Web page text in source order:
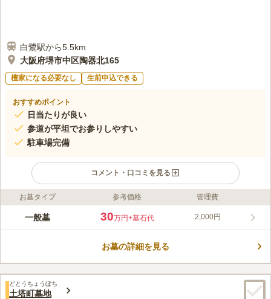
白鷺駅から5.5km
大阪府堺市中区陶器北165
檀家になる必要なし 生前申込できる
おすすめポイント
日当たりが良い
参道が平坦でお参りしやすい
駐車場完備
コメント・口コミを見る
ライフドット編集部のコメント
陶器墓地は、大阪府堺市の閑静な住宅街の中にある落ち着いた雰
いるため、足元に不安のある方も安心してお参りすることができ
口コミ評価
この霊園はまだ誰からも評価されていません。
お墓タイプ 参考価格 管理費
一般墓 30万円+墓石代 2,000円
お墓の詳細を見る
どとうちょうぼち
土塔町墓地